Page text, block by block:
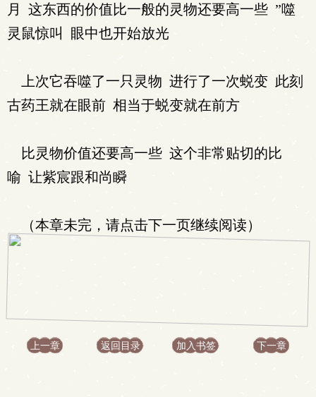
月 这东西的价值比一般的灵物还要高一些 ”噬
灵鼠惊叫 眼中也开始放光
上次它吞噬了一只灵物 进行了一次蜕变 此刻
古药王就在眼前 相当于蜕变就在前方
比灵物价值还要高一些 这个非常贴切的比
喻 让紫宸跟和尚瞬
（本章未完，请点击下一页继续阅读）
上一章 返回目录 加入书签 下一章